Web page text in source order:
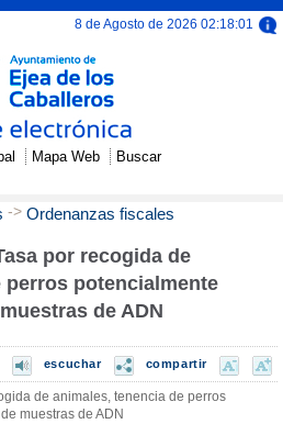
8 de Agosto de 2026 02:18:01
Mapa Web Buscar
-> Ordenanzas fiscales
por recogida de
perros potencialmente
de ADN
escuchar compartir
de animales, tenencia de perros
muestras de ADN